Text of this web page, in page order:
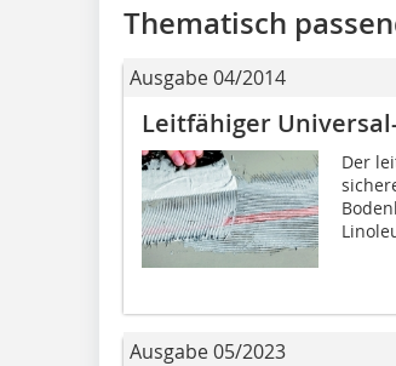
Thematisch
Ausgabe 04/2014
Leitfähiger
Der
Ausgabe 05/2023